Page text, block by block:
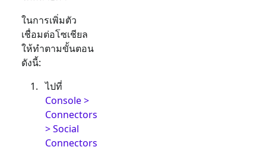
ในการเพิ่มตัว
เชื่อมต่อโซเชียล
ให้ทำตามขั้นตอน
ดังนี้:
ไปที่
Console >
Connectors
> Social
Connectors